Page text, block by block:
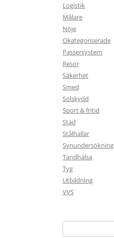
Logistik
Målare
Nöje
Okategoriserade
Passersystem
Resor
Säkerhet
Smed
Solskydd
Sport & fritid
Städ
Stålhallar
Synundersökning
Tandhälsa
Tyg
Utbildning
VVS